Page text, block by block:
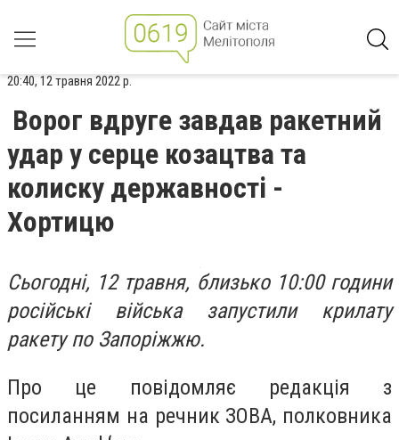
20:40, 12 травня 2022 р.
Ворог вдруге завдав ракетний
удар у серце козацтва та
колиску державності -
Хортицю
Сьогодні, 12 травня, близько 10:00 години
російські війська запустили крилату
ракету по Запоріжжю.
Про це повідомляє редакція з
посиланням на речник ЗОВА, полковника